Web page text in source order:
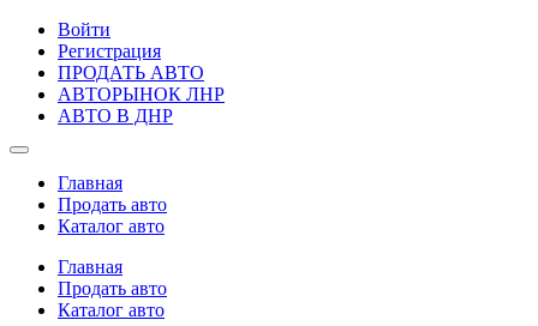
Войти
Регистрация
ПРОДАТЬ АВТО
АВТОРЫНОК ЛНР
АВТО В ДНР
Главная
Продать авто
Каталог авто
Главная
Продать авто
Каталог авто